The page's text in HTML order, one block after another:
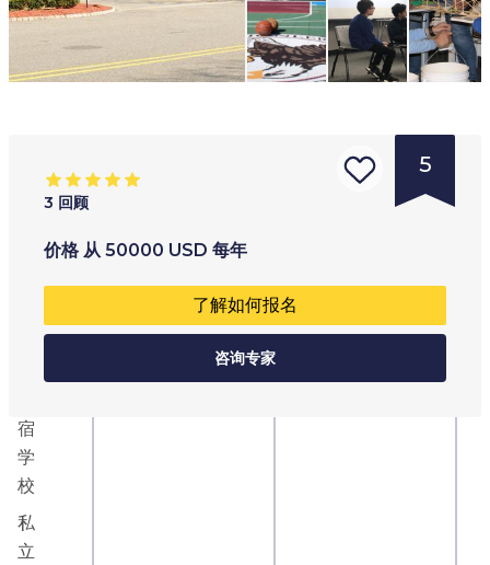
5
3 回顾
价格 从 50000 USD 每年
了解如何报名
咨询专家
宿
学
校
私
立
年龄范围:
11+
男女同校私立学校